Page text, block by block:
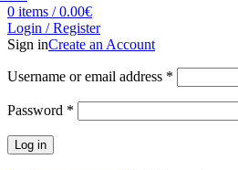
0 items / 0.00€
Login / Register
Sign inCreate an Account
Username or email address *
Password *
Log in